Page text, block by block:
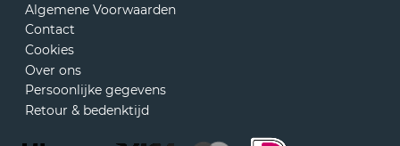
Algemene Voorwaarden
Contact
Cookies
Over ons
Persoonlijke gegevens
Retour & bedenktijd